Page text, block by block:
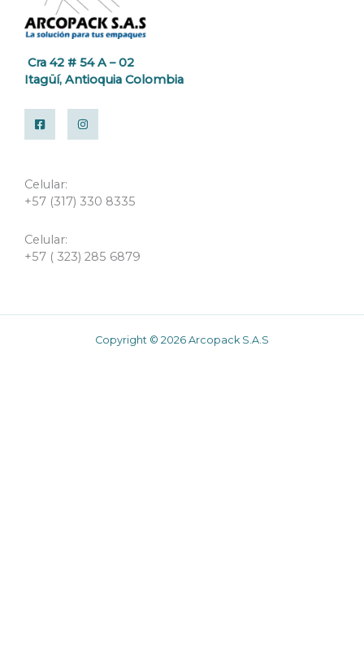
Cra 42 # 54 A – 02
Itagüí, Antioquia Colombia
Celular:
+57 (317) 330 8335
Celular:
+57 ( 323) 285 6879
Copyright © 2026 Arcopack S.A.S